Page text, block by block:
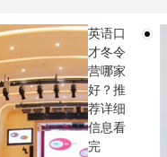
英语口
才冬令
营哪家
好？推
荐详细
信息看
完